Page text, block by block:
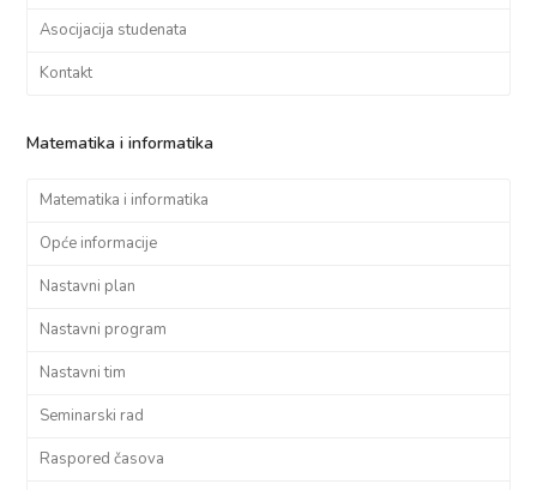
Asocijacija studenata
Kontakt
Matematika i informatika
Matematika i informatika
Opće informacije
Nastavni plan
Nastavni program
Nastavni tim
Seminarski rad
Raspored časova